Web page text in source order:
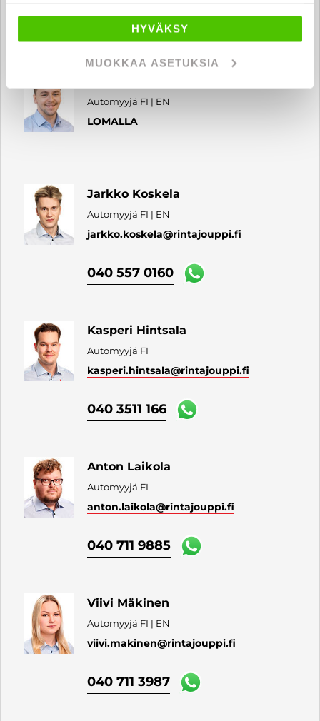
HYVÄKSY
MUOKKAA ASETUKSIA
040 711 3986
Automyyjä FI | EN
LOMALLA
Jarkko Koskela
Automyyjä FI | EN
jarkko.koskela@rintajouppi.fi
040 557 0160
Kasperi Hintsala
Automyyjä FI
kasperi.hintsala@rintajouppi.fi
040 3511 166
Anton Laikola
Automyyjä FI
anton.laikola@rintajouppi.fi
040 711 9885
Viivi Mäkinen
Automyyjä FI | EN
viivi.makinen@rintajouppi.fi
040 711 3987